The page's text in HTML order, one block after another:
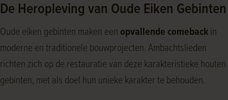
De Heropleving van Oude Eiken Gebinten
Oude eiken gebinten maken een opvallende comebackin
moderne en traditionele bouwprojecten. Ambachtslieden
richten zich op de restauratie van deze karakteristieke houten
gebinten, met als doel hun unieke karakter te behouden.